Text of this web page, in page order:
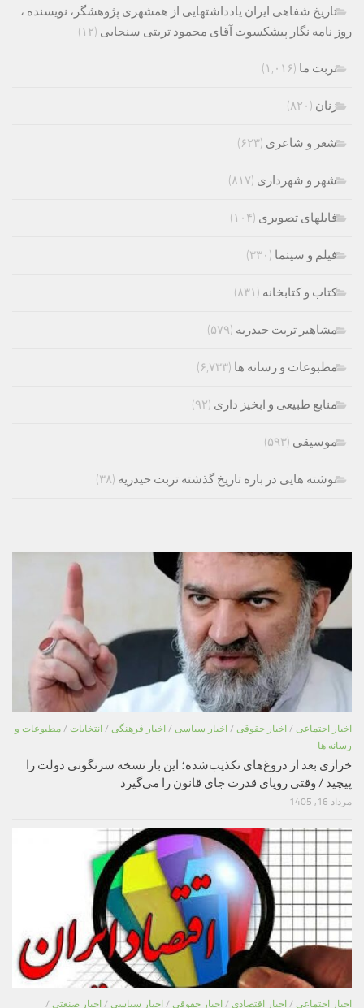
تاریخ شفاهی ایران یادداشتهایی از همشهری پژوهشگر، نویسنده ،
روز نامه نگار پیشکسوت آقای محمود تربتی سنجابی (۱۲)
تربت ما (۱,۰۱۶)
زنان (۸۲۰)
شعر و شاعری (۶۲۳)
شهر و شهرداری (۸۱۷)
فایلهای تصویری (۱۰۴)
فیلم و سینما (۳۳۰)
کتاب و کتابخانه (۸۳۱)
مشاهیر تربت حیدریه (۵۷۹)
مطبوعات و رسانه ها (۶,۷۳۳)
منابع طبیعی و ابخیز داری (۹۲)
موسیقی (۵۹۳)
نوشته هایی در باره تاریخ گذشته تربت حیدریه (۳۸)
اخبار اجتماعی / اخبار حقوقی / اخبار سیاسی / اخبار فرهنگی / انتخابات / مطبوعات و
رسانه ها
خرازی بعد از دروغ‌های تکذیب‌شده؛ این بار نسخه سرنگونی دولت را
پیچید / وقتی رویای قدرت جای قانون را می‌گیرد
مرداد 16, 1405
اخبار اجتماعی / اخبار اقتصادی / اخبار حقوقی / اخبار سیاسی / اخبار صنعتی /